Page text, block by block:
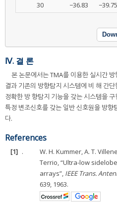
30
−36.83 −39.75
Ⅳ. 결 론
본 논문에서는 TMA를 이용한 실시간
결과 기존의 방향탐지 시스템에 비 해 간
정확한 방 향탐지 기능을 갖는 시스템을
특정 변조신호를 갖는 일반 신호원을 방향
다.
References
[1] .
W. H. Kummer, A. T.
Terrio, “Ultra-low
arrays”, IEEE Trans.
639, 1963.